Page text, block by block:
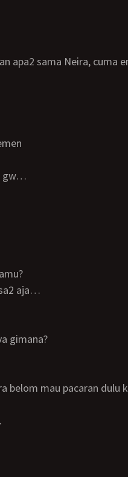
gw…
aja…
gimana?
belom mau pacaran